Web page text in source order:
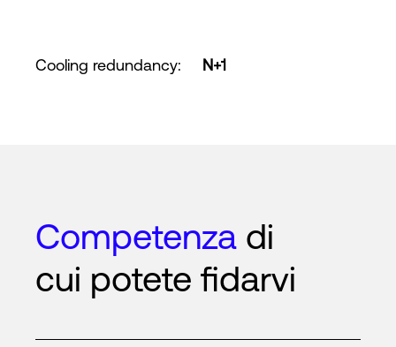
Cooling redundancy: N+1
Competenza di
cui potete fidarvi